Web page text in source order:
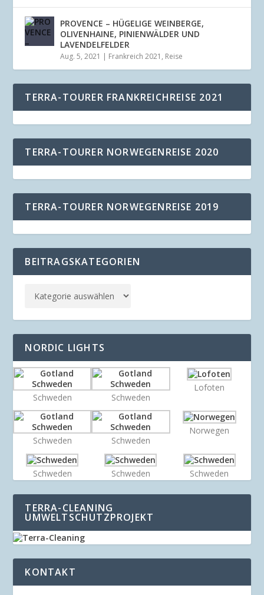
PROVENCE – HÜGELIGE WEINBERGE,
OLIVENHAINE, PINIENWÄLDER UND
LAVENDELFELDER
Aug. 5, 2021 | Frankreich 2021 , Reise
TERRA-TOURER FRANKREICHREISE 2021
TERRA-TOURER NORWEGENREISE 2020
TERRA-TOURER NORWEGENREISE 2019
BEITRAGSKATEGORIEN
NORDIC LIGHTS
Schweden Schweden
Lofoten
Schweden Schweden
Norwegen
Schweden Schweden Schweden
TERRA-CLEANING
UMWELTSCHUTZPROJEKT
KONTAKT